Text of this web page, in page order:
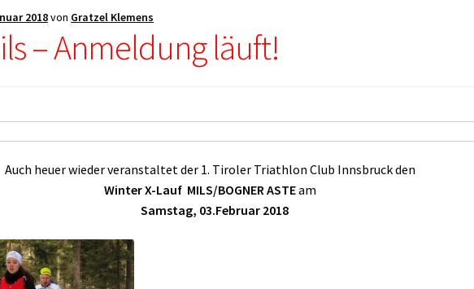
2018von Gratzel Klemens
– Anmeldung läuft!
Auch heuer wieder veranstaltet der 1. Tiroler Triathlon Club Innsbruck den
Winter X-Lauf MILS/BOGNER ASTEam
Samstag, 03.Februar 2018